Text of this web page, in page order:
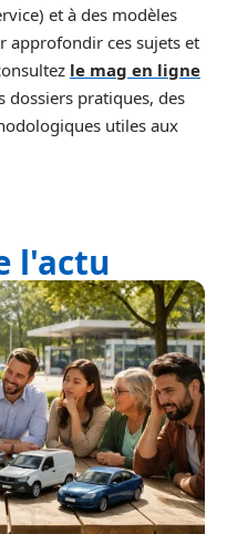
et à des modèles
approfondir ces sujets et
le mag en ligne
dossiers pratiques, des
utiles aux
l'actu